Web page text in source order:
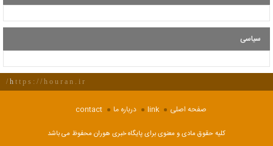
سیاسی
https://houran.ir/
صفحه اصلی link درباره ما contact
کلیه حقوق مادی و معنوی برای پایگاه خبری هوران محفوظ می باشد